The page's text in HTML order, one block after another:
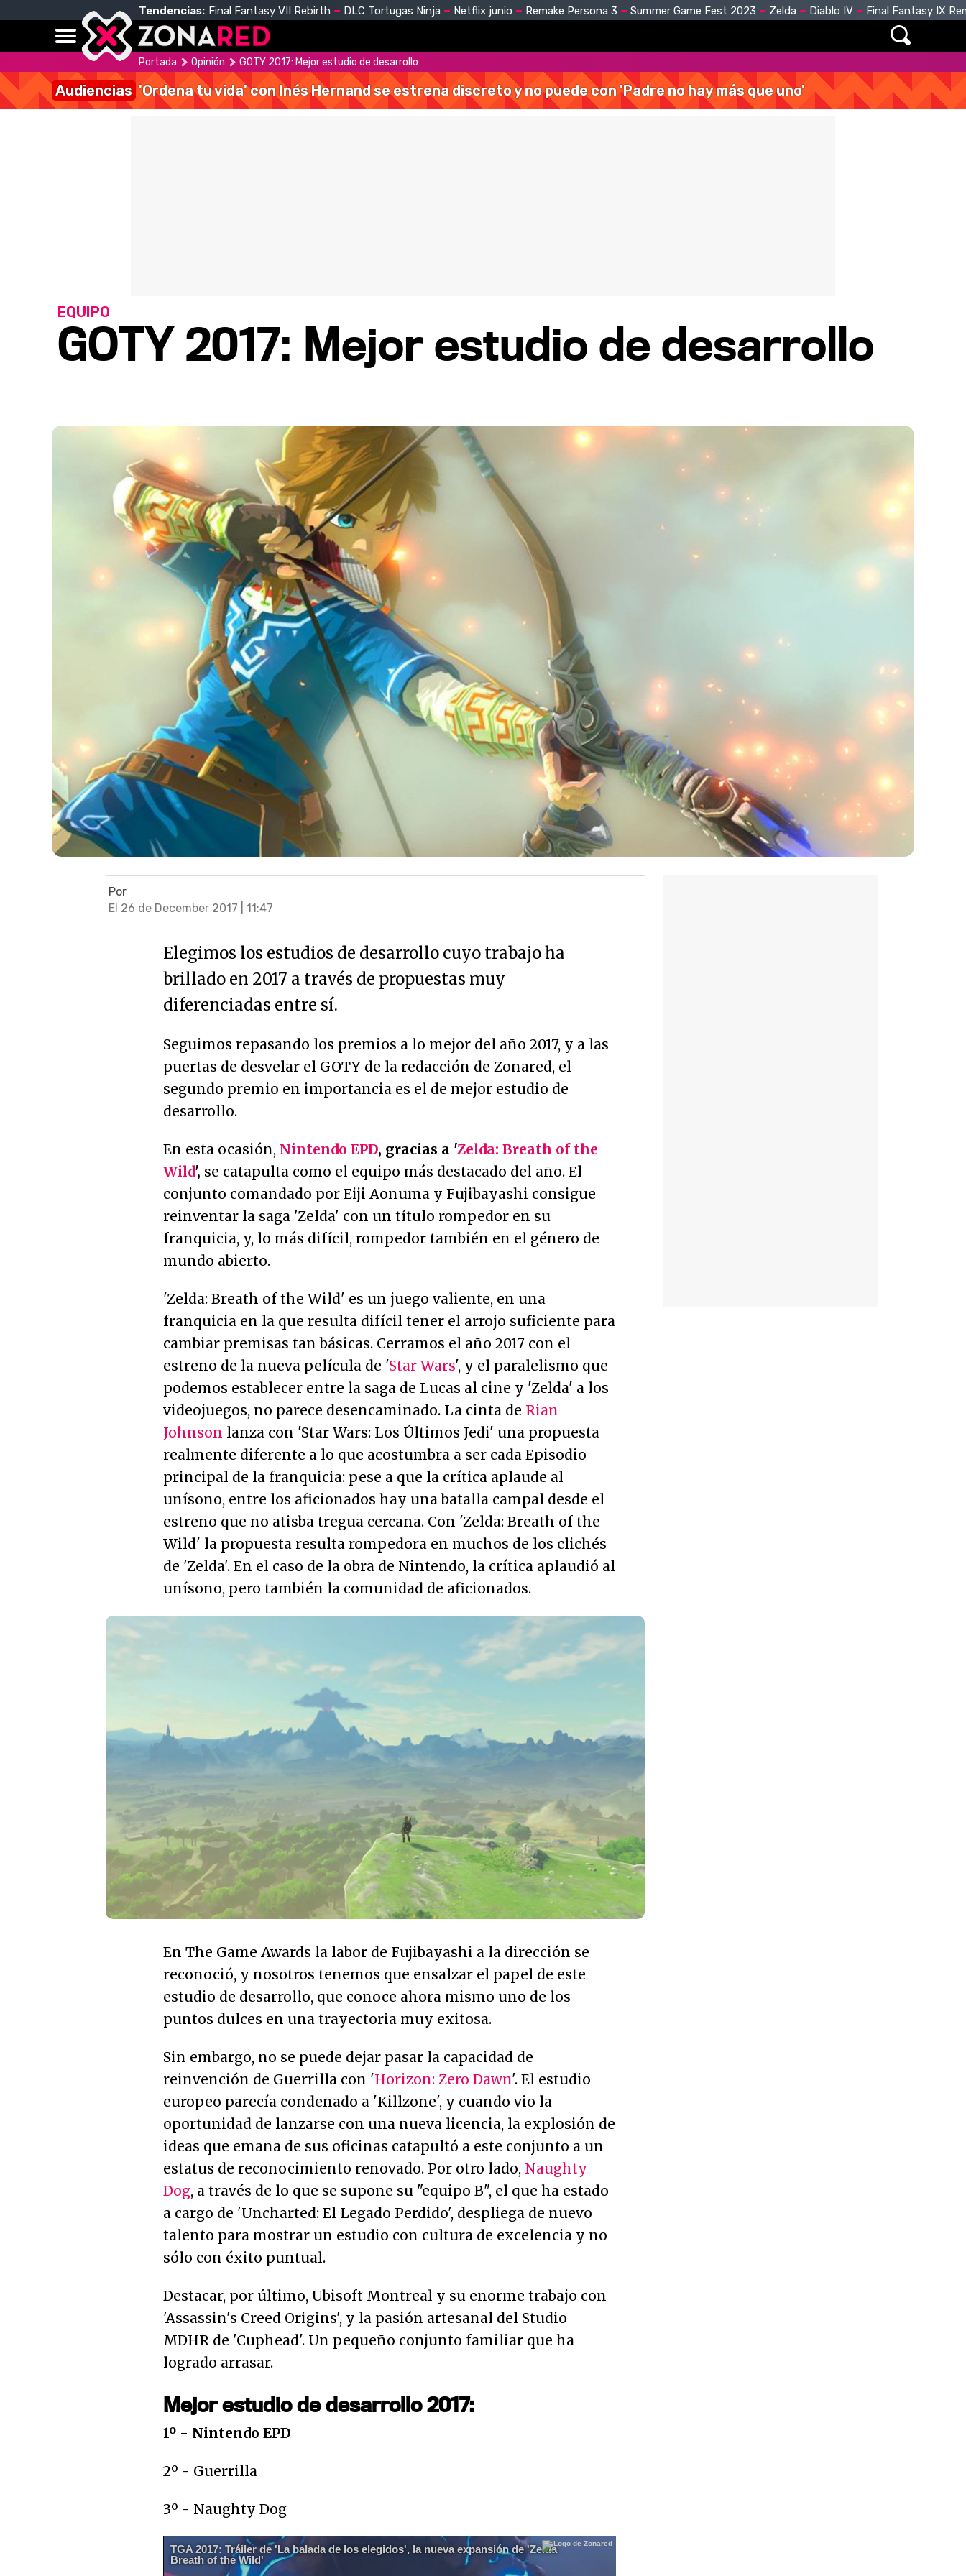
Tendencias: Final Fantasy VII Rebirth DLC Tortugas Ninja Netflix junio Remake Persona 3 Summer Game Fest 2023 Zelda Diablo IV Final Fantasy IX
Portada Opinión GOTY 2017: Mejor estudio de desarrollo
Audiencias 'Ordena tu vida' con Inés Hernand se estrena discreto y no puede con 'Padre no hay más que uno'
GOTY 2017: Mejor estudio de desarrollo
EQUIPO
Por
El 26 de December 2017 | 11:47
Elegimos los estudios de desarrollo cuyo trabajo ha
brillado en 2017 a través de propuestas muy
diferenciadas entre sí.
Seguimos repasando los premios a lo mejor del año 2017, y a las
puertas de desvelar el GOTY de la redacción de Zonared, el
segundo premio en importancia es el de mejor estudio de
desarrollo.
En esta ocasión, Nintendo EPD, gracias a 'Zelda: Breath of the
Wild', se catapulta como el equipo más destacado del año. El
conjunto comandado por Eiji Aonuma y Fujibayashi consigue
reinventar la saga 'Zelda' con un título rompedor en su
franquicia, y, lo más difícil, rompedor también en el género de
mundo abierto.
'Zelda: Breath of the Wild' es un juego valiente, en una
franquicia en la que resulta difícil tener el arrojo suficiente para
cambiar premisas tan básicas. Cerramos el año 2017 con el
estreno de la nueva película de 'Star Wars', y el paralelismo que
podemos establecer entre la saga de Lucas al cine y 'Zelda' a los
videojuegos, no parece desencaminado. La cinta de Rian
Johnson lanza con 'Star Wars: Los Últimos Jedi' una propuesta
realmente diferente a lo que acostumbra a ser cada Episodio
principal de la franquicia: pese a que la crítica aplaude al
unísono, entre los aficionados hay una batalla campal desde el
estreno que no atisba tregua cercana. Con 'Zelda: Breath of the
Wild' la propuesta resulta rompedora en muchos de los clichés
de 'Zelda'. En el caso de la obra de Nintendo, la crítica aplaudió al
unísono, pero también la comunidad de aficionados.
En The Game Awards la labor de Fujibayashi a la dirección se
reconoció, y nosotros tenemos que ensalzar el papel de este
estudio de desarrollo, que conoce ahora mismo uno de los
puntos dulces en una trayectoria muy exitosa.
Sin embargo, no se puede dejar pasar la capacidad de
reinvención de Guerrilla con 'Horizon: Zero Dawn'. El estudio
europeo parecía condenado a 'Killzone', y cuando vio la
oportunidad de lanzarse con una nueva licencia, la explosión de
ideas que emana de sus oficinas catapultó a este conjunto a un
estatus de reconocimiento renovado. Por otro lado, Naughty
Dog, a través de lo que se supone su "equipo B", el que ha estado
a cargo de 'Uncharted: El Legado Perdido', despliega de nuevo
talento para mostrar un estudio con cultura de excelencia y no
sólo con éxito puntual.
Destacar, por último, Ubisoft Montreal y su enorme trabajo con
'Assassin's Creed Origins', y la pasión artesanal del Studio
MDHR de 'Cuphead'. Un pequeño conjunto familiar que ha
logrado arrasar.
Mejor estudio de desarrollo 2017:
1º - Nintendo EPD
2º - Guerrilla
3º - Naughty Dog
TGA 2017: Tráiler de 'La balada de los elegidos', la nueva expansión de 'Zelda
Breath of the Wild'